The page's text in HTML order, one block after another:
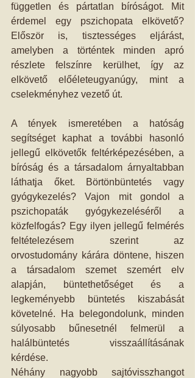
független és pártatlan bíróságot. Mit
érdemel egy pszichopata elkövető?
Először is, tisztességes eljárást,
amelyben a történtek minden apró
részlete felszínre kerülhet, így az
elkövető előéleteugyanúgy, mint a
cselekményhez vezető út.
A tények ismeretében a hatóság
segítséget kaphat a további hasonló
jellegű elkövetők feltérképezésében, a
bíróság és a társadalom árnyaltabban
láthatja őket. Börtönbüntetés vagy
gyógykezelés? Vajon mit gondol a
pszichopaták gyógykezeléséről a
közfelfogás? Egy ilyen jellegű felmérés
feltételezésem szerint az
orvostudomány kárára döntene, hiszen
a társadalom szemet szemért elv
alapján, büntethetőséget és a
legkeményebb büntetés kiszabását
követelné. Ha belegondolunk, minden
súlyosabb bűnesetnél felmerül a
halálbüntetés visszaállításának
kérdése.
Néhány nagyobb sajtóvisszhangot